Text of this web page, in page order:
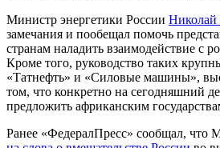
Министр энергетики России
замечания и пообещал помочь
странам наладить взаимодействие с
Кроме того, руководство таких
«Татнефть» и «Силовые машины»,
том, что конкретно на сегодняшний
предложить африканским
Ранее «ФедералПресс» сообщал, что